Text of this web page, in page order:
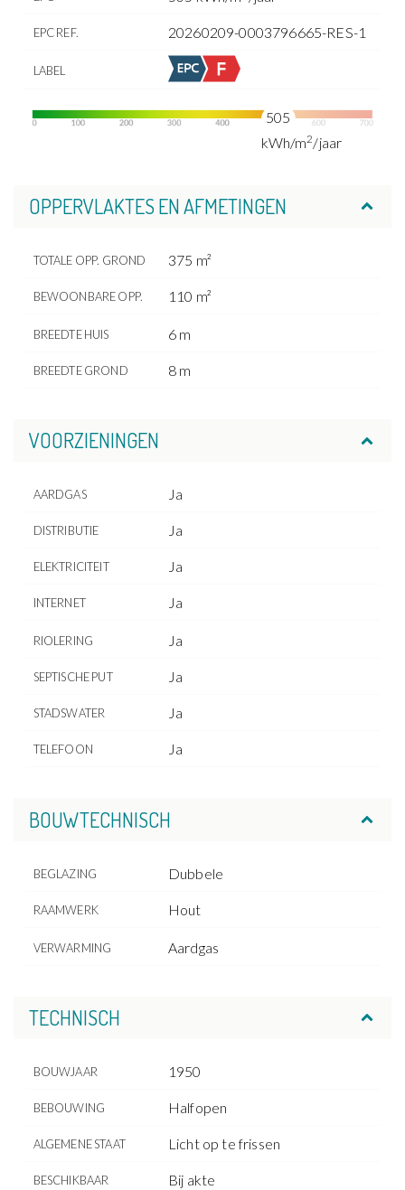
EPC REF. 20260209-0003796665-RES-1
LABEL
505
kWh/m2/jaar
OPPERVLAKTES EN AFMETINGEN
TOTALE OPP. GROND 375 m²
BEWOONBARE OPP. 110 m²
BREEDTE HUIS 6 m
BREEDTE GROND 8 m
VOORZIENINGEN
AARDGAS Ja
DISTRIBUTIE Ja
ELEKTRICITEIT Ja
INTERNET Ja
RIOLERING Ja
SEPTISCHE PUT Ja
STADSWATER Ja
TELEFOON Ja
BOUWTECHNISCH
BEGLAZING Dubbele
RAAMWERK Hout
VERWARMING Aardgas
TECHNISCH
BOUWJAAR 1950
BEBOUWING Halfopen
ALGEMENE STAAT Licht op te frissen
BESCHIKBAAR Bij akte